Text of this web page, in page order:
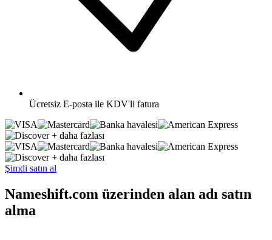
Ücretsiz E-posta ile KDV'li fatura
+ daha fazlası
+ daha fazlası
Şimdi satın al
Nameshift.com üzerinden alan adı satın
alma